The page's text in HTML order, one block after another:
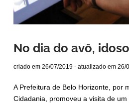
No dia do avô,
criado em 26/07/2019 - atualizado em 26/
A Prefeitura de Belo Horizonte, por
Cidadania, promoveu a visita de